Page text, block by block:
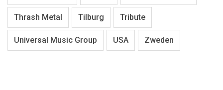
Thrash Metal Tilburg Tribute
Universal Music Group USA Zweden